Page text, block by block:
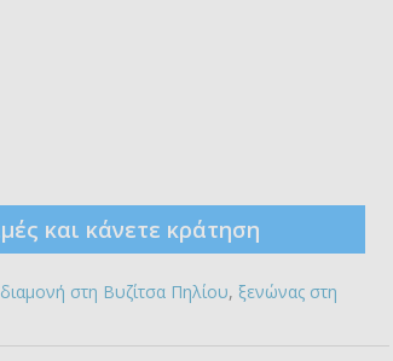
και κάνετε κράτηση
διαμονή στη Βυζίτσα Πηλίου, ξενώνας στη